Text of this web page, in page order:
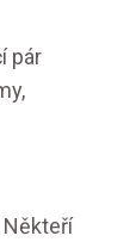
pár
Někteří